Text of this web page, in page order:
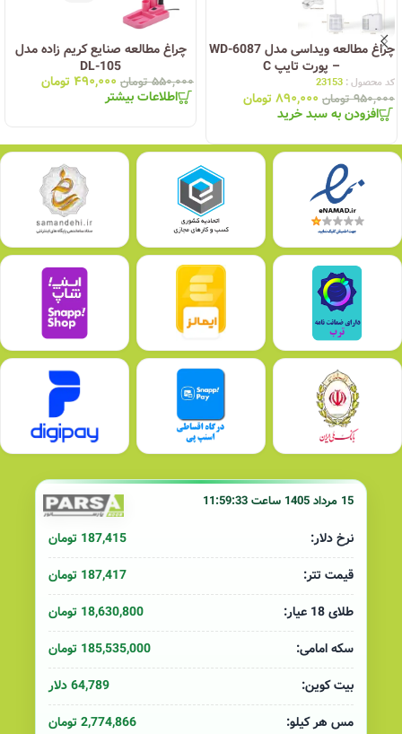
چراغ مطالعه ویداسی مدل WD-6087
– پورت تایپ C
کد محصول : 23153
۹۵۰,۰۰۰ تومان ۸۹۰,۰۰۰تومان
افزودن به سبد خرید
چراغ مطالعه صنایع کریم زاده مدل
DL-105
۵۵۰,۰۰۰ تومان ۴۹۰,۰۰۰ تومان
اطلاعات بیشتر
15 مرداد 1405 ساعت 11:59:33
نرخ دلار:
187,415 تومان
قیمت تتر:
187,417 تومان
طلای 18 عیار:
18,630,800 تومان
سکه امامی:
185,535,000 تومان
بیت کوین:
64,789 دلار
مس هر کیلو:
2,774,866 تومان